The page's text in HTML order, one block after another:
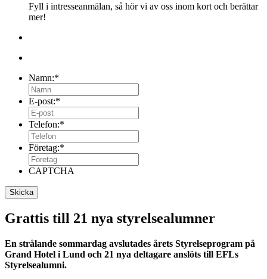
Fyll i intresseanmälan, så hör vi av oss inom kort och berättar
mer!
Namn:*
E-post:*
Telefon:*
Företag:*
CAPTCHA
Grattis till 21 nya styrelsealumner
En strålande sommardag avslutades årets Styrelseprogram på
Grand Hotel i Lund och 21 nya deltagare anslöts till EFLs
Styrelsealumni.